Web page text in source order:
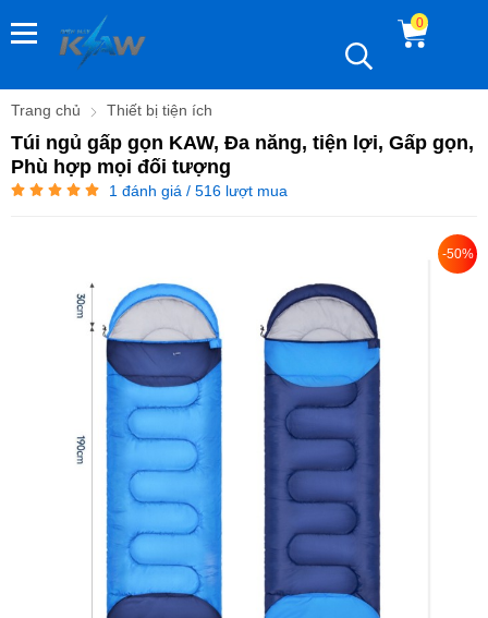
0
Trang chủ Thiết bị tiện ích
Túi ngủ gấp gọn KAW, Đa năng, tiện lợi, Gấp gọn,
Phù hợp mọi đối tượng
1 đánh giá / 516 lượt mua
-50%